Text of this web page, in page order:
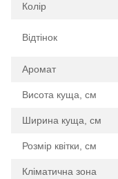
Колір
Відтінок
Аромат
Висота куща, см
Ширина куща, см
Розмір квітки, см
Кліматична зона